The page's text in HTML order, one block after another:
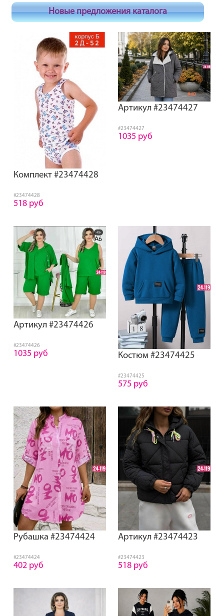
Новые предложения каталога
Комплект #23474428
#23474428
518 руб
Артикул #23474427
#23474427
1035 руб
Артикул #23474426
#23474426
1035 руб Костюм #23474425
#23474425
575 руб
Рубашка #23474424
#23474424
402 руб
Артикул #23474423
#23474423
518 руб